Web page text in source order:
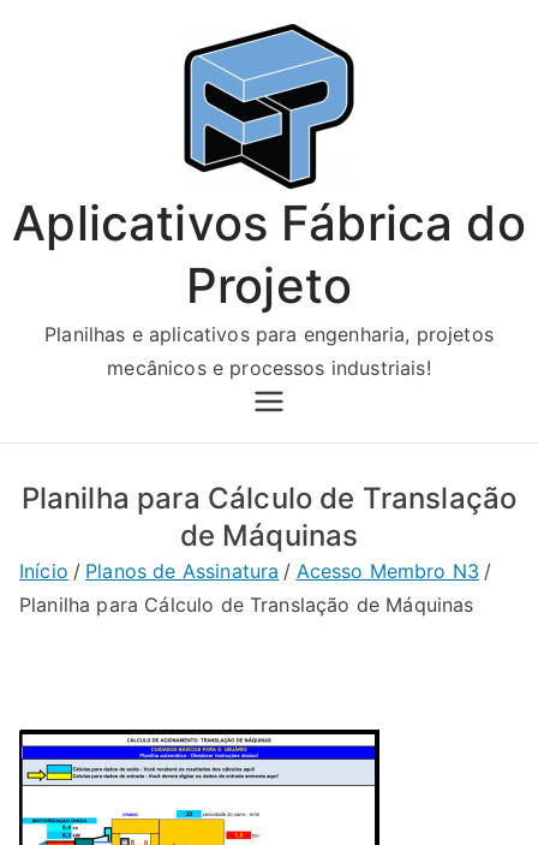
Aplicativos Fábrica do
Projeto
Planilhas e aplicativos para engenharia, projetos
mecânicos e processos industriais!
Planilha para Cálculo de Translação
de Máquinas
Início Planos de Assinatura
Acesso Membro N3
Planilha para Cálculo de Translação de Máquinas